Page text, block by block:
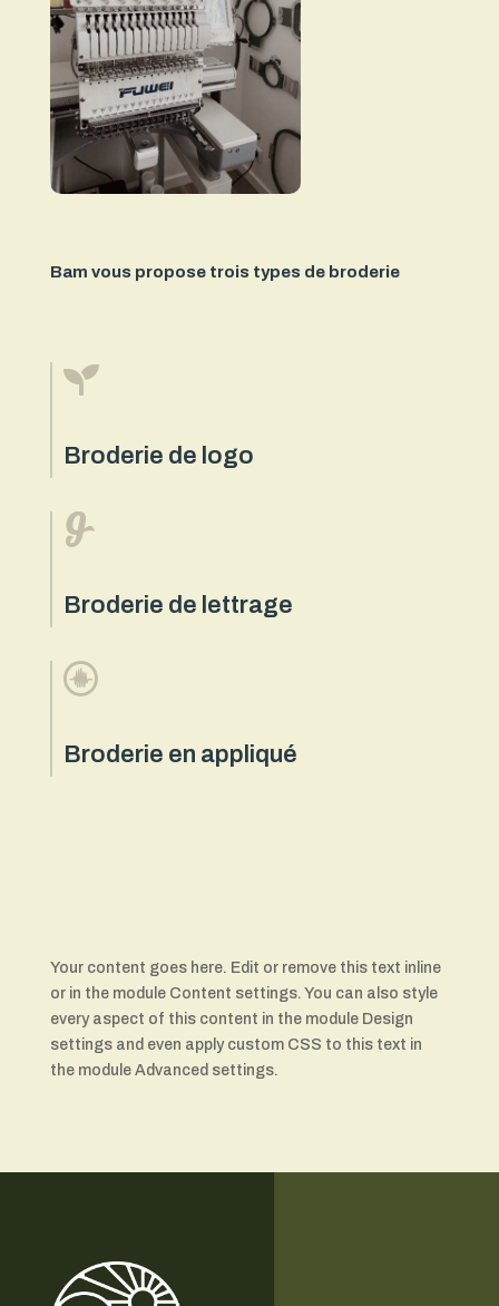
Bam vous propose trois types de broderie

Broderie de logo

Broderie de lettrage

Broderie en appliqué
Your content goes here. Edit or remove this text inline
or in the module Content settings. You can also style
every aspect of this content in the module Design
settings and even apply custom CSS to this text in
the module Advanced settings.